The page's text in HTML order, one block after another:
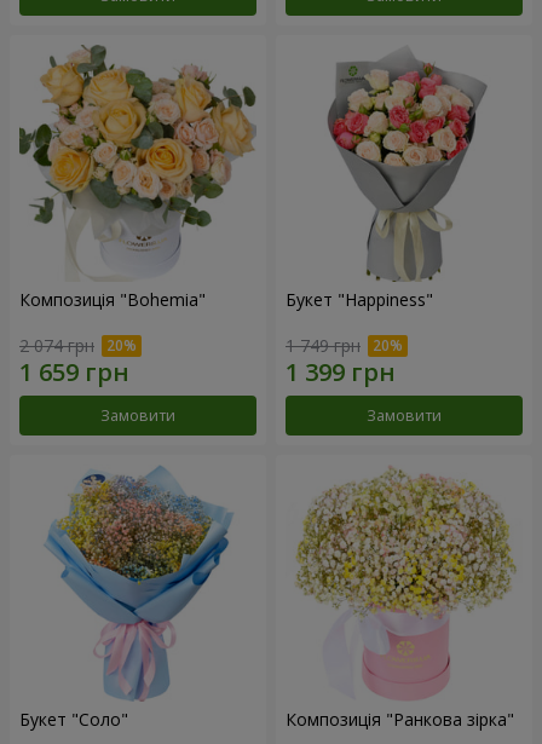
Композиція "Bohemia"
2 074 грн
Замовити
Букет "Happiness"
1 749 грн
Замовити
Букет "Соло" Композиція "Ранкова зірка"